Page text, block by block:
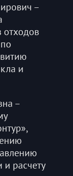
–
отходов
и
–
и расчету